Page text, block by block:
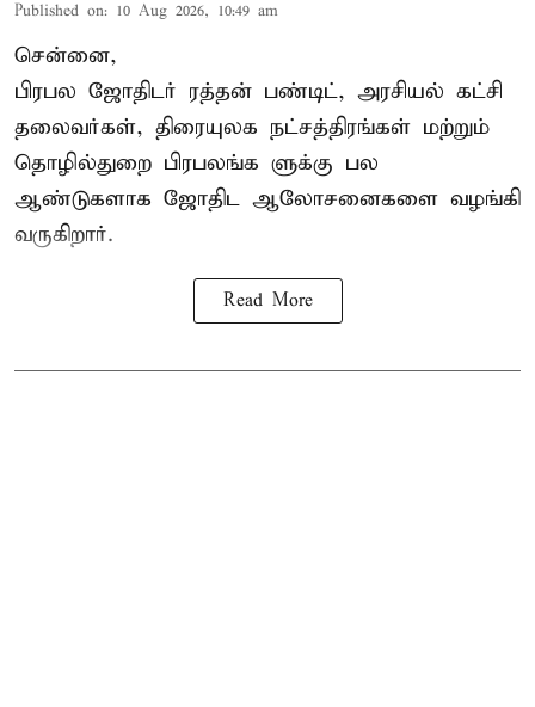
Published on: 10 Aug 2026, 10:49 am
சென்னை,
பிரபல ஜோதிடர் ரத்தன் பண்டிட், அரசியல் கட்சி
தலைவர்கள், திரையுலக நட்சத்திரங்கள் மற்றும்
தொழில்துறை பிரபலங்க ளுக்கு பல
ஆண்டுகளாக ஜோதிட ஆலோசனைகளை வழங்கி
வருகிறார்.
Read More